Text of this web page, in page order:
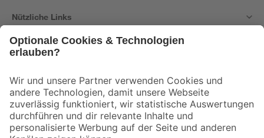
Nützliche Links
Der toom Newsletter: Keine Angebote und Aktionen mehr verpassen!
Zur Newsletter Anmeldung